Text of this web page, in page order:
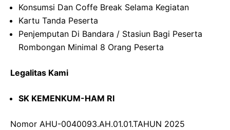
Konsumsi Dan Coffe Break Selama Kegiatan
Kartu Tanda Peserta
Penjemputan Di Bandara / Stasiun Bagi Peserta
Rombongan Minimal 8 Orang Peserta
Legalitas Kami
SK KEMENKUM-HAM RI
Nomor AHU-0040093.AH.01.01.TAHUN 2025